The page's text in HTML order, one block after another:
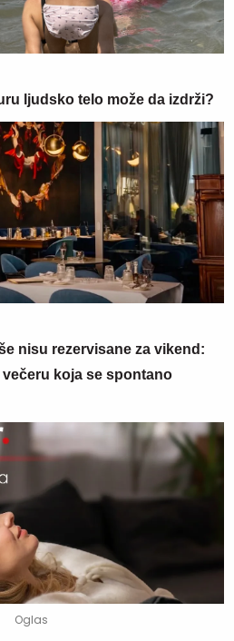
ljudsko telo može da izdrži?
nisu rezervisane za vikend:
koja se spontano